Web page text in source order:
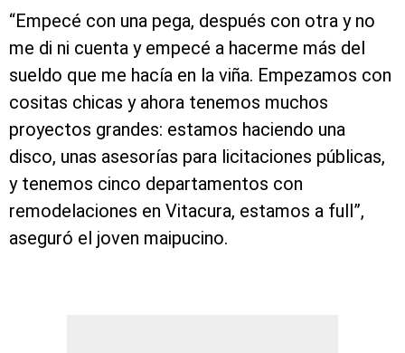
“Empecé con una pega, después con otra y no
me di ni cuenta y empecé a hacerme más del
sueldo que me hacía en la viña. Empezamos con
cositas chicas y ahora tenemos muchos
proyectos grandes: estamos haciendo una
disco, unas asesorías para licitaciones públicas,
y tenemos cinco departamentos con
remodelaciones en Vitacura, estamos a full”,
aseguró el joven maipucino.